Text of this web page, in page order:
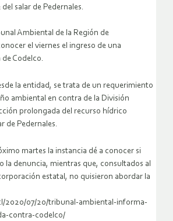
salar de Pedernales.
Ambiental de la Región de
el viernes el ingreso de una
Codelco.
la entidad, se trata de un requerimiento
ambiental en contra de la División
prolongada del recurso hídrico
de Pedernales.
martes la instancia dé a conocer si
la denuncia, mientras que, consultados al
estatal, no quisieron abordar la
2020/07/20/tribunal-ambiental-informa-
contra-codelco/